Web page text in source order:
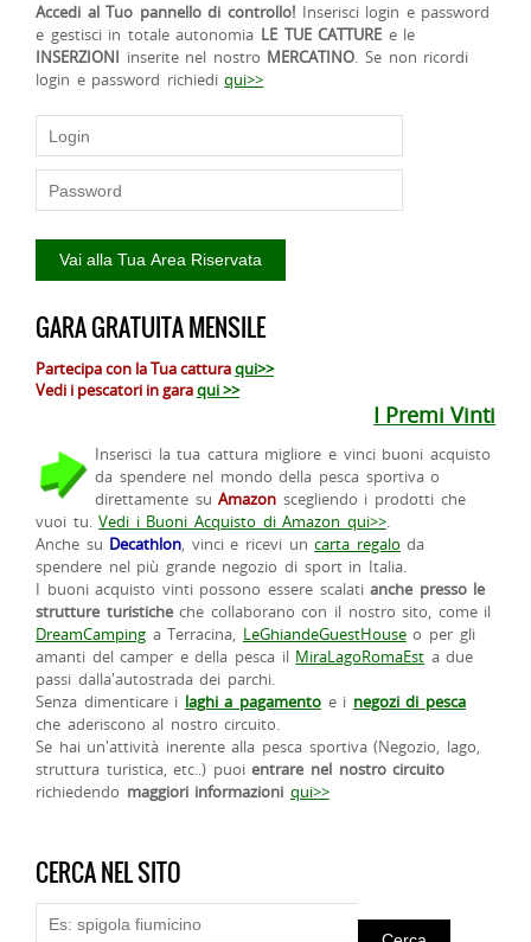
Accedi al Tuo pannello di controllo! Inserisci login e password
e gestisci in totale autonomia LE TUE CATTURE e le
INSERZIONI inserite nel nostro MERCATINO. Se non ricordi
login e password richiediqui>>
GARA GRATUITA MENSILE
Partecipa con la Tua catturaqui>>
Vedi i pescatori in garaqui >>
I Premi Vinti
Inserisci la tua cattura migliore e vinci buoni acquisto
da spendere nel mondo della pesca sportiva o
direttamente suAmazon scegliendo i prodotti che
vuoi tu.Vedi i Buoni Acquisto di Amazon qui>>.
Anche su Decathlon, vinci e ricevi uncarta regalo da
spendere nel più grande negozio di sport in Italia.
I buoni acquisto vinti possono essere scalatianche presso le
strutture turisticheche collaborano con il nostro sito, come il
DreamCamping a Terracina, LeGhiandeGuestHouseo per gli
amanti del camper e della pesca il MiraLagoRomaEst a due
passi dalla'autostrada dei parchi.
Senza dimenticare i laghi a pagamento e i negozi di pesca
che aderiscono al nostro circuito.
Se hai un'attività inerente alla pesca sportiva (Negozio, lago,
struttura turistica, etc..) puoientrare nel nostro circuito
richiedendo maggiori informazioni qui>>
CERCA NEL SITO